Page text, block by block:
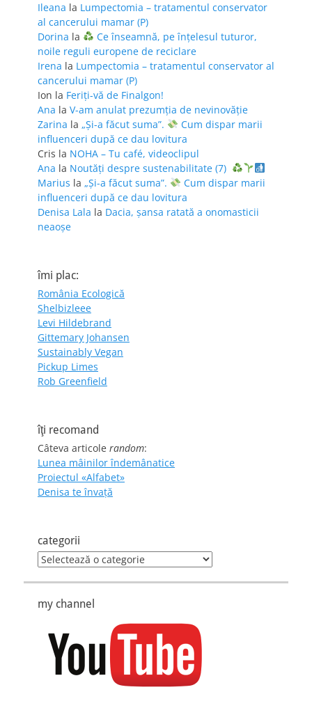
Ileana la Lumpectomia – tratamentul conservator
al cancerului mamar (P)
Dorina la
Ce înseamnă, pe înțelesul tuturor,
noile reguli europene de reciclare
Irena la Lumpectomia – tratamentul conservator al
cancerului mamar (P)
Ion la Feriţi-vă de Finalgon!
Ana la V-am anulat prezumția de nevinovăție
Zarina la „Și-a făcut suma”.
Cum dispar marii
influenceri după ce dau lovitura
Cris la NOHA – Tu café, videoclipul
Ana la Noutăți despre sustenabilitate (7)
Marius la „Și-a făcut suma”.
Cum dispar marii
influenceri după ce dau lovitura
Denisa Lala la Dacia, șansa ratată a onomasticii
neaoșe
îmi plac:
România Ecologică
Shelbizleee
Levi Hildebrand
Gittemary Johansen
Sustainably Vegan
Pickup Limes
Rob Greenfield
îţi recomand
Câteva articole random:
Lunea mâinilor îndemânatice
Proiectul «Alfabet»
Denisa te învaţă
categorii
categorii
my channel